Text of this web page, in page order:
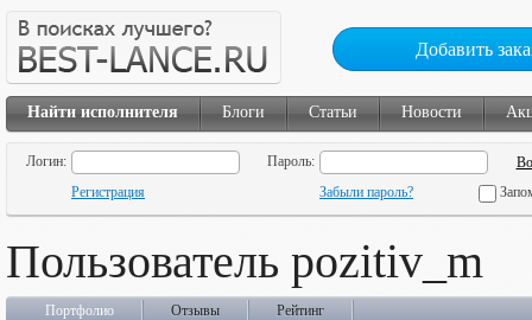
Добавить
Найти исполнителя Блоги Статьи Новости
Логин:
Пароль:
Регистрация
Забыли пароль?
Пользователь pozitiv_m
Портфолио Отзывы Рейтинг